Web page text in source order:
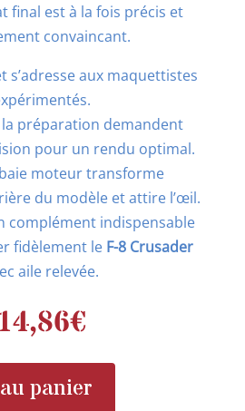
final est à la fois précis et
convaincant.
s’adresse aux maquettistes
préparation demandent
pour un rendu optimal.
moteur transforme
du modèle et attire l’œil.
complément indispensable
fidèlement le F-8 Crusader
aile relevée.
14,86€
panier